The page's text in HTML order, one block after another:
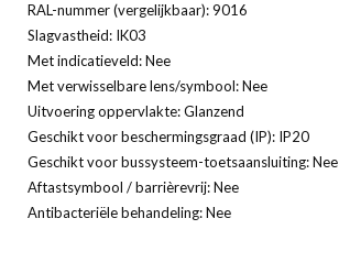
RAL-nummer (vergelijkbaar): 9016
Slagvastheid: IK03
Met indicatieveld: Nee
Met verwisselbare lens/symbool: Nee
Uitvoering oppervlakte: Glanzend
Geschikt voor beschermingsgraad (IP): IP20
Geschikt voor bussysteem-toetsaansluiting: Nee
Aftastsymbool / barrièrevrij: Nee
Antibacteriële behandeling: Nee